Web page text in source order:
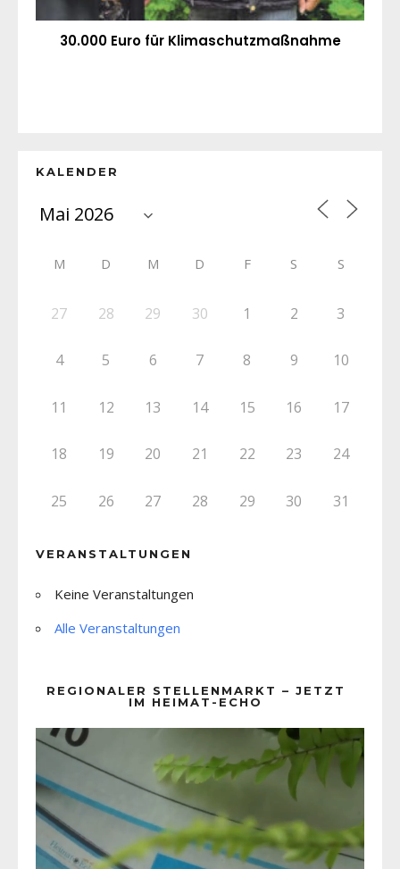
30.000 Euro für Klimaschutzmaßnahme
KALENDER
M D M D F S S
27 28 29 30 1 2 3
4 5 6 7 8 9 10
11 12 13 14 15 16 17
18 19 20 21 22 23 24
25 26 27 28 29 30 31
VERANSTALTUNGEN
Keine Veranstaltungen
Alle Veranstaltungen
REGIONALER STELLENMARKT – JETZT
IM HEIMAT-ECHO
Player